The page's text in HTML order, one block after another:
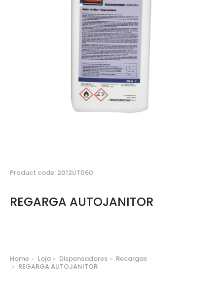
Product code: 2012UT060
REGARGA AUTOJANITOR
You are here:
Home Loja Dispensadores
Recargas
REGARGA AUTOJANITOR